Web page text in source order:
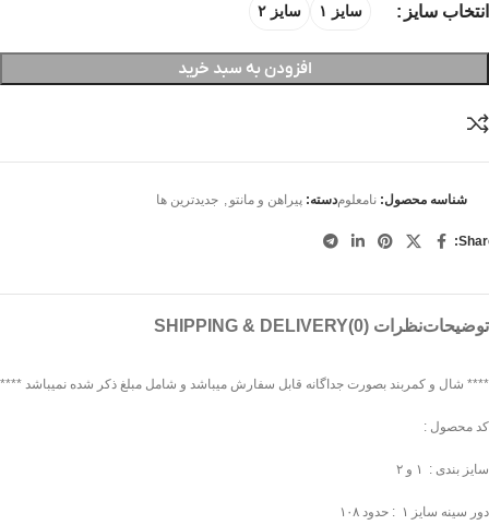
انتخاب سایز سایز ۱ سایز ۲
افزودن به سبد خرید
شناسه محصول: نامعلومدسته: پیراهن و مانتو جدیدترین ها
توضیحاتنظرات (0) SHIPPING & DELIVERY
**** شال و کمربند بصورت جداگانه قابل سفارش میباشد و شامل مبلغ ذکر شده نمیباشد ****
کد محصول :
سایز بندی : ۱ و ۲
دور سینه سایز ۱ : حدود ۱۰۸